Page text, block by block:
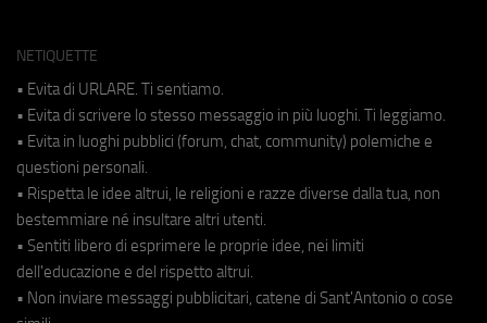
NETIQUETTE
• Evita di URLARE. Ti sentiamo.
• Evita di scrivere lo stesso messaggio in più luoghi. Ti leggiamo.
• Evita in luoghi pubblici (forum, chat, community) polemiche e
questioni personali.
• Rispetta le idee altrui, le religioni e razze diverse dalla tua, non
bestemmiare né insultare altri utenti.
• Sentiti libero di esprimere le proprie idee, nei limiti
dell'educazione e del rispetto altrui.
• Non inviare messaggi pubblicitari, catene di Sant'Antonio o cose